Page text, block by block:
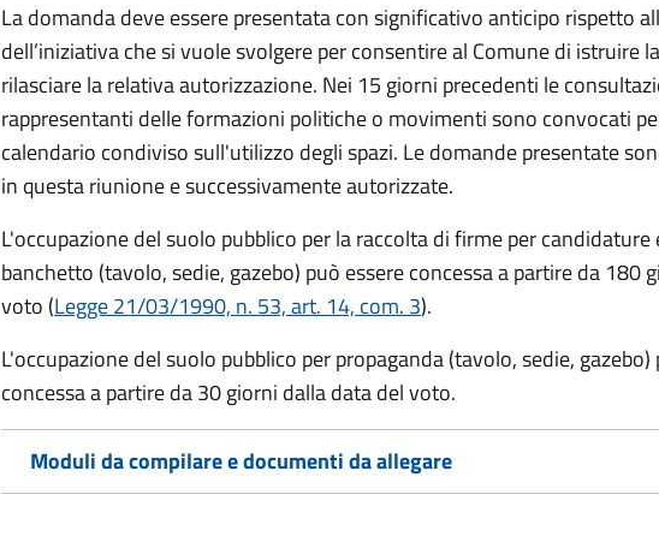
La domanda deve essere presentata con significativo anticipo rispetto
dell’iniziativa che si vuole svolgere per consentire al Comune di istruire
rilasciare la relativa autorizzazione. Nei 15 giorni precedenti le
rappresentanti delle formazioni politiche o movimenti sono convocati
calendario condiviso sull'utilizzo degli spazi. Le domande presentate
in questa riunione e successivamente autorizzate.
L'occupazione del suolo pubblico per la raccolta di firme per
banchetto (tavolo, sedie, gazebo) può essere concessa a partire da 180
voto (Legge 21/03/1990, n. 53, art. 14, com. 3).
L'occupazione del suolo pubblico per propaganda (tavolo, sedie, gazebo)
concessa a partire da 30 giorni dalla data del voto.
Moduli da compilare e documenti da allegare